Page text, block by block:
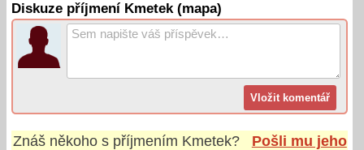
Diskuze příjmení Kmetek (mapa)
Znáš někoho s příjmením Kmetek?
Pošli mu jeho